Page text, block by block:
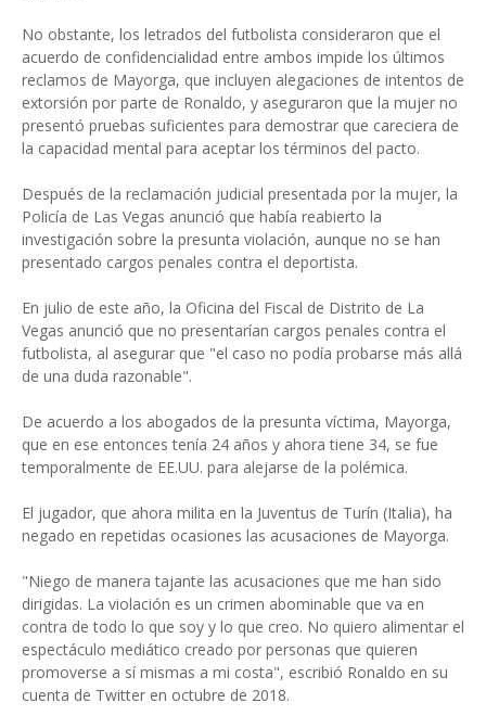
No obstante, los letrados del futbolista consideraron que el
acuerdo de confidencialidad entre ambos impide los últimos
reclamos de Mayorga, que incluyen alegaciones de intentos de
extorsión por parte de Ronaldo, y aseguraron que la mujer no
presentó pruebas suficientes para demostrar que careciera de
la capacidad mental para aceptar los términos del pacto.
Después de la reclamación judicial presentada por la mujer, la
Policía de Las Vegas anunció que había reabierto la
investigación sobre la presunta violación, aunque no se han
presentado cargos penales contra el deportista.
En julio de este año, la Oficina del Fiscal de Distrito de La
Vegas anunció que no presentarían cargos penales contra el
futbolista, al asegurar que "el caso no podía probarse más allá
de una duda razonable".
De acuerdo a los abogados de la presunta víctima, Mayorga,
que en ese entonces tenía 24 años y ahora tiene 34, se fue
temporalmente de EE.UU. para alejarse de la polémica.
El jugador, que ahora milita en la Juventus de Turín (Italia), ha
negado en repetidas ocasiones las acusaciones de Mayorga.
"Niego de manera tajante las acusaciones que me han sido
dirigidas. La violación es un crimen abominable que va en
contra de todo lo que soy y lo que creo. No quiero alimentar el
espectáculo mediático creado por personas que quieren
promoverse a sí mismas a mi costa", escribió Ronaldo en su
cuenta de Twitter en octubre de 2018.